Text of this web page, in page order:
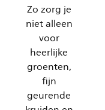
Zo zorg je
niet alleen
voor
heerlijke
groenten,
fijn
geurende